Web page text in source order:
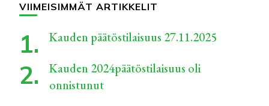
VIIMEISIMMÄT ARTIKKELIT
Kauden päätöstilaisuus 27.11.2025
Kauden 2024päätöstilaisuus oli
onnistunut